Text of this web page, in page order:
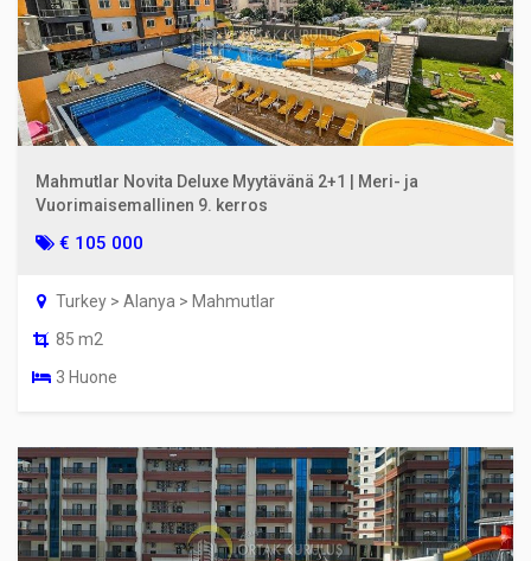
Mahmutlar Novita Deluxe Myytävänä 2+1 | Meri- ja
Vuorimaisemallinen 9. kerros
€ 105 000
Turkey > Alanya > Mahmutlar
85 m2
3 Huone